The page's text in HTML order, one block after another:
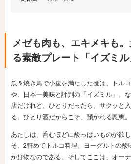
メゼも肉も、エキメキも
る素敵プレート「イズミル
魚＆焼き鳥で小腹を満たした後は、トル
や、日本一美味と評判の「イズミル」。
店だけれど、ひとりだったら、サクッと
る。ひとり酒だからこそ、預かれる恩恵。
あたしは、呑むほどに酸っぱいものが欲
そ、2軒めでトルコ料理。ヨーグルトの酸
か好物なのである。そしてここは、オー